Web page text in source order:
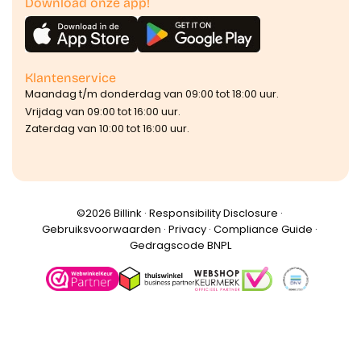
Klantenservice
Maandag t/m donderdag van 09:00 tot 18:00 uur.
Vrijdag van 09:00 tot 16:00 uur.
Zaterdag van 10:00 tot 16:00 uur.
©️2026 Billink · Responsibility Disclosure ·
Gebruiksvoorwaarden · Privacy· Compliance Guide ·
Gedragscode BNPL